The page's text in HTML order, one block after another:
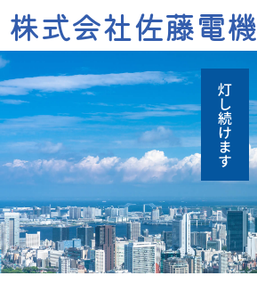
株式会社佐藤電機
灯し続けます